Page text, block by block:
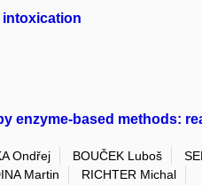
intoxication
enzyme-based methods:
Ondřej BOUČEK Luboš
Martin
RICHTER Michal